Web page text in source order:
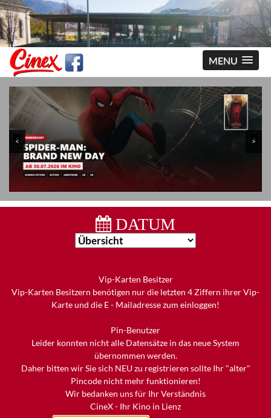
MENU
< >
DATUM
Vip-Karten Besitzer
Vip-Karten Besitzern benötigen nur die letzten 4 Ziffern ihrer Vip-
Karte und die E - Mailadresse zum einloggen!
Pin-Benutzer
Leider konnten nicht alle Datensätze in das neue System
übernommen werden.
Daher bitten wir Sie sich NEU zu registrieren sollte Ihr "alter"
Pincode nicht mehr funktionieren!
Wir bedanken uns für Ihr Verständnis
CineX - Ihr Kino in Lienz